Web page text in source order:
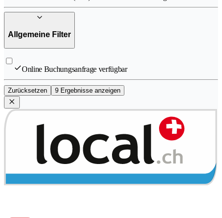
Allgemeine Filter
Online Buchungsanfrage verfügbar
Zurücksetzen 9 Ergebnisse anzeigen